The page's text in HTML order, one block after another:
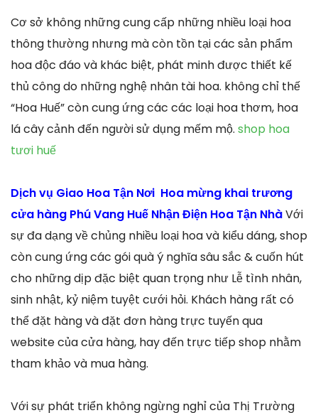
Cơ sở không những cung cấp những nhiều loại hoa
thông thường nhưng mà còn tồn tại các sản phẩm
hoa độc đáo và khác biệt, phát minh được thiết kế
thủ công do những nghệ nhân tài hoa. không chỉ thế
“Hoa Huế” còn cung ứng các các loại hoa thơm, hoa
lá cây cảnh đến người sử dụng mếm mộ. shop hoa
tươi huế
Dịch vụ Giao Hoa Tận Nơi Hoa mừng khai trương
cửa hàng Phú Vang Huế Nhận Điện Hoa Tận NhàVới
sự đa dạng về chủng nhiều loại hoa và kiểu dáng, shop
còn cung ứng các gói quà ý nghĩa sâu sắc & cuốn hút
cho những dịp đặc biệt quan trọng như Lễ tình nhân,
sinh nhật, kỷ niệm tuyệt cưới hỏi. Khách hàng rất có
thể đặt hàng và đặt đơn hàng trực tuyến qua
website của cửa hàng, hay đến trực tiếp shop nhằm
tham khảo và mua hàng.
Với sự phát triển không ngừng nghỉ của Thị Trường